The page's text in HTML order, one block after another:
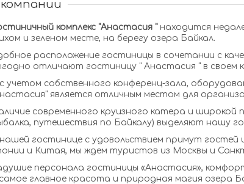
комплекс "Анастасия "находится
и зеленом месте, на берегу озера Байкал.
расположение гостиницы в сочетании с
отличают гостиницу " Анастасия " в своем
учетом собственного конференц-зала,
является отличным местом для
современного круизного катера и широкой
путешествия по Байкалу) выделяют нашу
гостинице с удовольствием примут гостей
и Китая, мы ждем туристов из Москвы и
персонала гостиницы «Анастасия»,
главное красота и природная магия озера